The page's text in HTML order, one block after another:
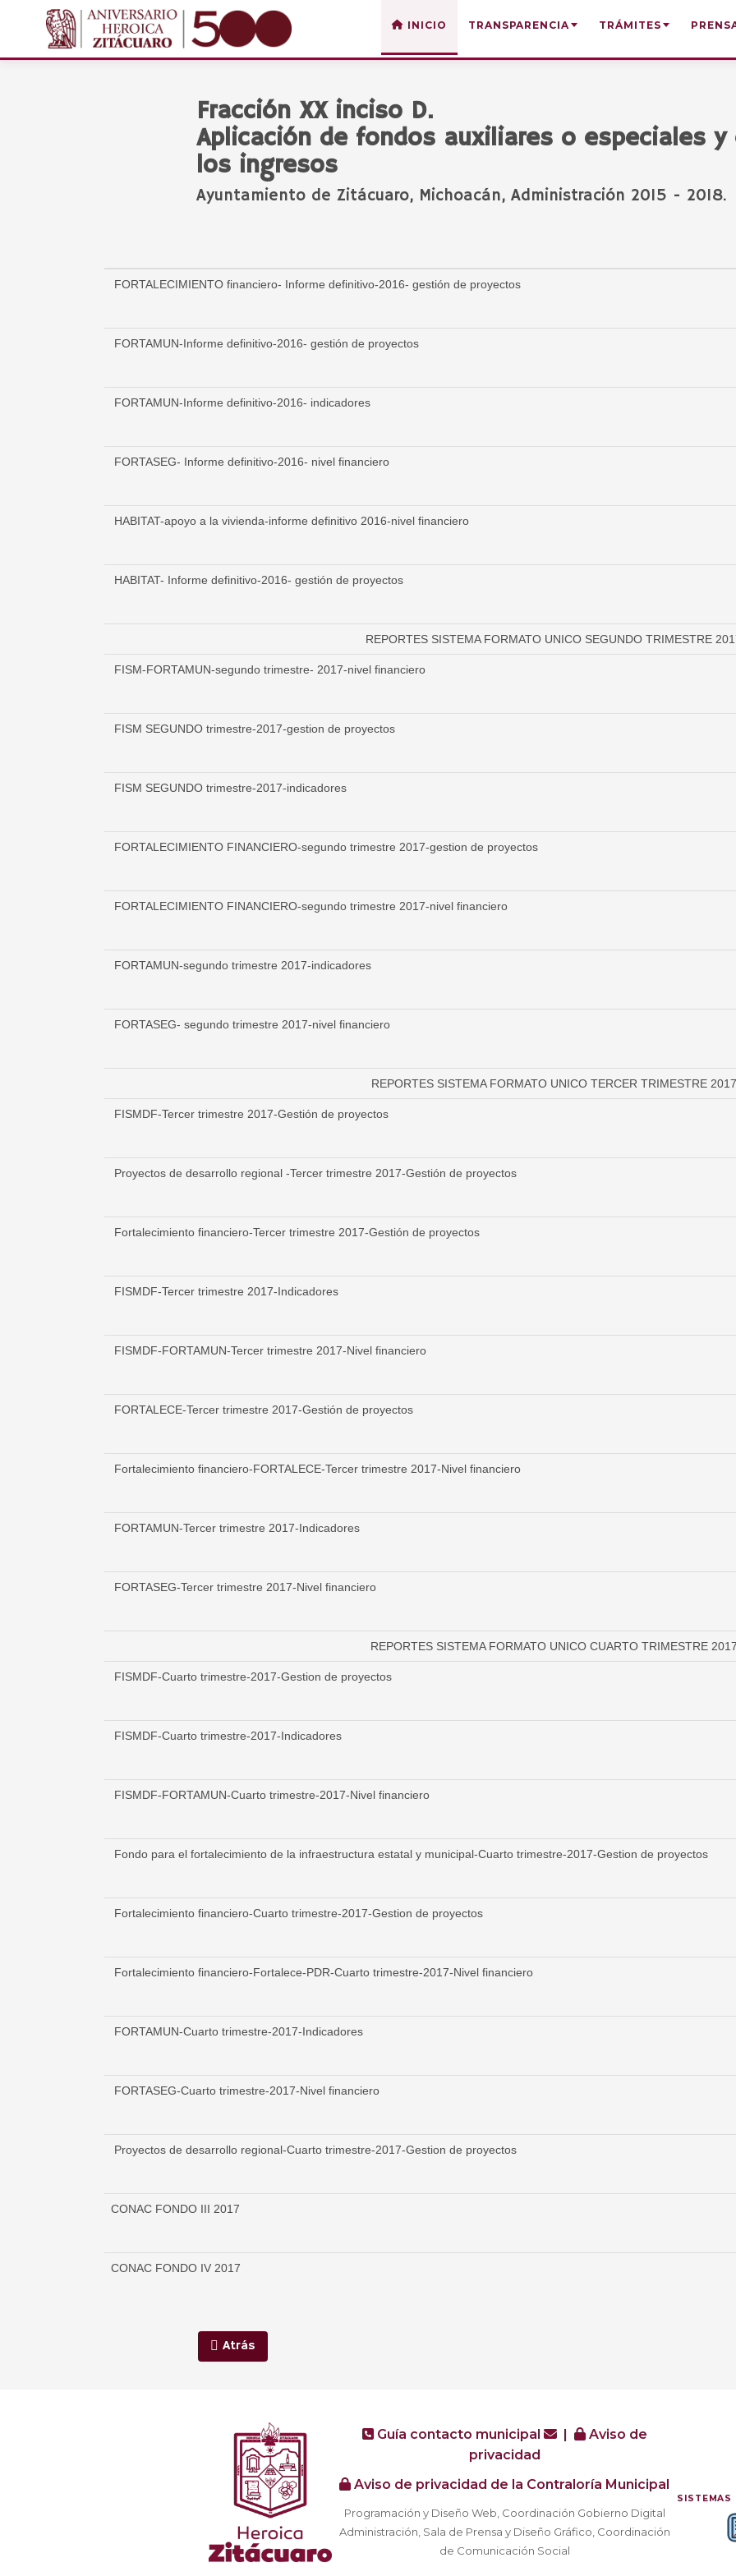
INICIO TRANSPARENCIA TRÁMITES
Fracción XX inciso D.
Aplicación de fondos auxiliares o especiales
los ingresos
Ayuntamiento de Zitácuaro, Michoacán, Administración 2015 - 2018.
FORTALECIMIENTO financiero- Informe definitivo-2016- gestión de proyectos
FORTAMUN-Informe definitivo-2016- gestión de proyectos
FORTAMUN-Informe definitivo-2016- indicadores
FORTASEG- Informe definitivo-2016- nivel financiero
HABITAT-apoyo a la vivienda-informe definitivo 2016-nivel financiero
HABITAT- Informe definitivo-2016- gestión de proyectos
REPORTES SISTEMA FORMATO UNICO SEGUNDO TRIMESTRE
FISM-FORTAMUN-segundo trimestre- 2017-nivel financiero
FISM SEGUNDO trimestre-2017-gestion de proyectos
FISM SEGUNDO trimestre-2017-indicadores
FORTALECIMIENTO FINANCIERO-segundo trimestre 2017-gestion de proyectos
FORTALECIMIENTO FINANCIERO-segundo trimestre 2017-nivel financiero
FORTAMUN-segundo trimestre 2017-indicadores
FORTASEG- segundo trimestre 2017-nivel financiero
REPORTES SISTEMA FORMATO UNICO TERCER TRIMESTRE 2017
FISMDF-Tercer trimestre 2017-Gestión de proyectos
Proyectos de desarrollo regional -Tercer trimestre 2017-Gestión de proyectos
Fortalecimiento financiero-Tercer trimestre 2017-Gestión de proyectos
FISMDF-Tercer trimestre 2017-Indicadores
FISMDF-FORTAMUN-Tercer trimestre 2017-Nivel financiero
FORTALECE-Tercer trimestre 2017-Gestión de proyectos
Fortalecimiento financiero-FORTALECE-Tercer trimestre 2017-Nivel financiero
FORTAMUN-Tercer trimestre 2017-Indicadores
FORTASEG-Tercer trimestre 2017-Nivel financiero
REPORTES SISTEMA FORMATO UNICO CUARTO TRIMESTRE
FISMDF-Cuarto trimestre-2017-Gestion de proyectos
FISMDF-Cuarto trimestre-2017-Indicadores
FISMDF-FORTAMUN-Cuarto trimestre-2017-Nivel financiero
Fondo para el fortalecimiento de la infraestructura estatal y municipal-Cuarto trimestre-2017-Gestion de proyectos
Fortalecimiento financiero-Cuarto trimestre-2017-Gestion de proyectos
Fortalecimiento financiero-Fortalece-PDR-Cuarto trimestre-2017-Nivel financiero
FORTAMUN-Cuarto trimestre-2017-Indicadores
FORTASEG-Cuarto trimestre-2017-Nivel financiero
Proyectos de desarrollo regional-Cuarto trimestre-2017-Gestion de proyectos
CONAC FONDO III 2017
CONAC FONDO IV 2017
Atrás
Guía contacto municipal
Aviso de
privacidad
Aviso de privacidad de la Contraloría Municipal
Programación y Diseño Web, Coordinación Gobierno Digital
Administración, Sala de Prensa y Diseño Gráfico, Coordinación
de Comunicación Social
SISTEMAS